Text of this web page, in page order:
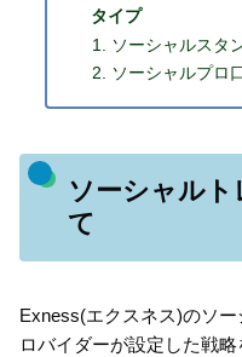
タイプ
ソーシャルスタ
ソーシャルプロ
ソーシャル
て
Exness(エクスネス)のソ
ロバイダーが設定した戦